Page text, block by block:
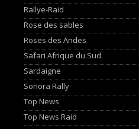
Rallye-Raid
Rose des sables
Roses des Andes
Safari Afrique du Sud
Sardaigne
Sonora Rally
Top News
Top News Raid